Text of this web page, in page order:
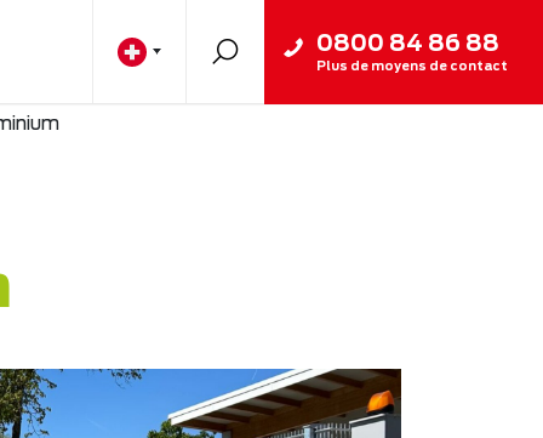
0800 84 86 88
Plus de moyens de contact